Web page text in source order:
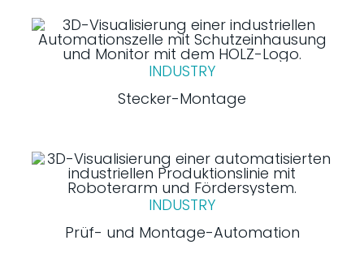
INDUSTRY
Stecker-Montage
INDUSTRY
Prüf- und Montage-Automation